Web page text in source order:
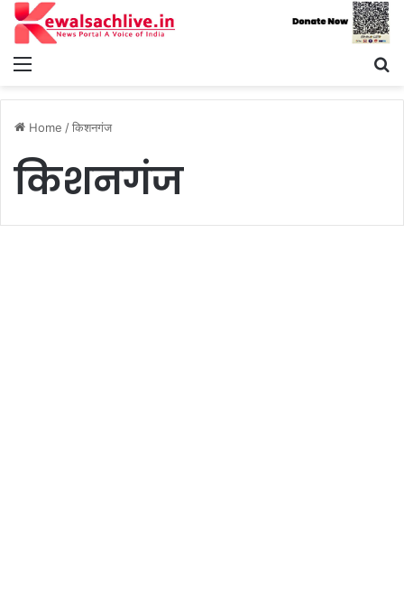
Menu
Home /किशनगंज
किशनगंज